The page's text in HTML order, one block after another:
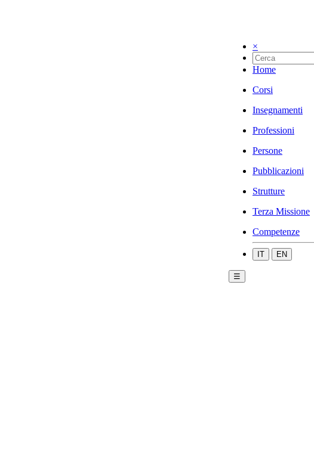
×
Home
Corsi
Insegnamenti
Professioni
Persone
Pubblicazioni
Strutture
Terza Missione
Competenze
IT EN
☰